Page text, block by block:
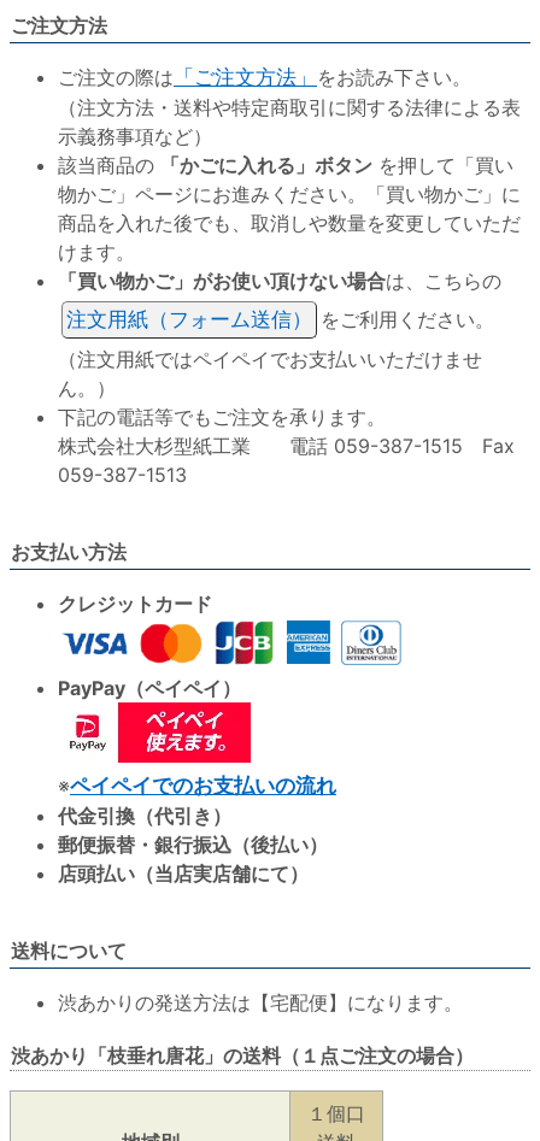
ご注文方法
ご注文の際は 「ご注文方法」 をお読み下さい。
（注文方法・送料や特定商取引に関する法律による表
示義務事項など）
該当商品の
「かごに入れる」ボタン を押して「買い
物かご」ページにお進みください。「買い物かご」に
商品を入れた後でも、取消しや数量を変更していただ
けます。
「買い物かご」がお使い頂けない場合は、こちらの
注文用紙（フォーム送信）
をご利用ください。
（注文用紙ではペイペイでお支払いいただけませ
ん。）
下記の電話等でもご注文を承ります。
株式会社大杉型紙工業 電話 059-387-1515 Fax
059-387-1513
お支払い方法
クレジットカード
PayPay（ペイペイ）
※ペイペイでのお支払いの流れ
代金引換（代引き）
郵便振替・銀行振込（後払い）
店頭払い（当店実店舗にて）
送料について
渋あかりの発送方法は【宅配便】になります。
渋あかり「枝垂れ唐花」の送料（１点ご注文の場合）
１個口